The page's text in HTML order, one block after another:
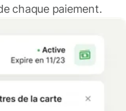
chaque paiement.